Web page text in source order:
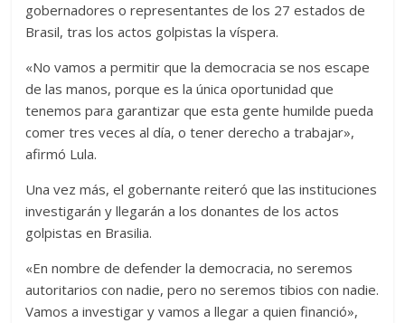
gobernadores o representantes de los 27 estados de
Brasil, tras los actos golpistas la víspera.
«No vamos a permitir que la democracia se nos escape
de las manos, porque es la única oportunidad que
tenemos para garantizar que esta gente humilde pueda
comer tres veces al día, o tener derecho a trabajar»,
afirmó Lula.
Una vez más, el gobernante reiteró que las instituciones
investigarán y llegarán a los donantes de los actos
golpistas en Brasilia.
«En nombre de defender la democracia, no seremos
autoritarios con nadie, pero no seremos tibios con nadie.
Vamos a investigar y vamos a llegar a quien financió»,